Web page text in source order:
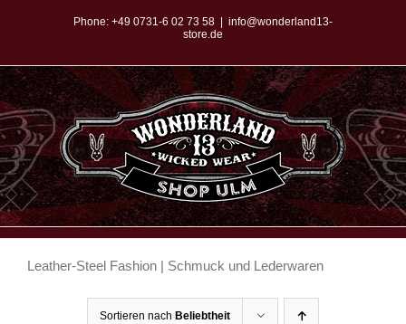
springen
Phone: +49 0731-6 02 73 58
info@wonderland13-
store.de
Leather-Steel Fashion | Schmuck und Lederwaren
Sortieren nach Beliebtheit